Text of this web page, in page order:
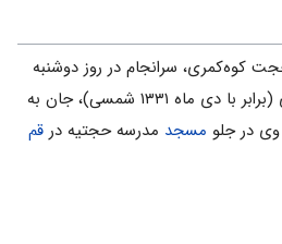
کوه‌کمری، سرانجام در روز دوشنبه
۱۳۷۲ قمرى (برابر با دی ماه ۱۳۳۱ شمسی)، جان به
در جلو مسجد مدرسه حجتیه در قم